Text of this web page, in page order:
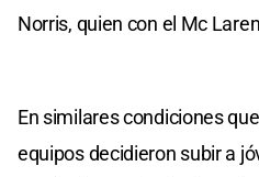
Norris, quien con el Mc
En similares condiciones
equipos decidieron subir a